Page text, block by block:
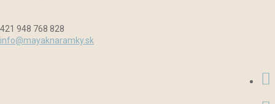
421 948 768 828
info@mayaknaramky.sk